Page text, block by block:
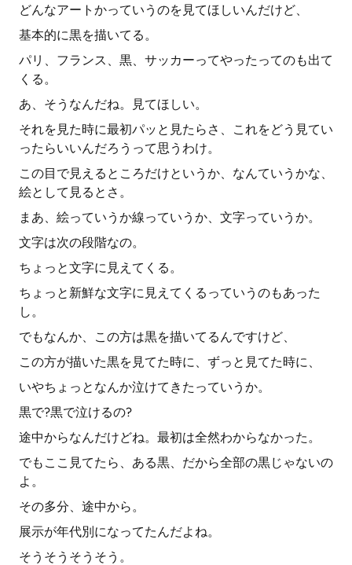
どんなアートかっていうのを見てほしいんだけど、
基本的に黒を描いてる。
パリ、フランス、黒、サッカーってやったってのも出て
くる。
あ、そうなんだね。見てほしい。
それを見た時に最初パッと見たらさ、これをどう見てい
ったらいいんだろうって思うわけ。
この目で見えるところだけというか、なんていうかな、
絵として見るとさ。
まあ、絵っていうか線っていうか、文字っていうか。
文字は次の段階なの。
ちょっと文字に見えてくる。
ちょっと新鮮な文字に見えてくるっていうのもあった
し。
でもなんか、この方は黒を描いてるんですけど、
この方が描いた黒を見てた時に、ずっと見てた時に、
いやちょっとなんか泣けてきたっていうか。
黒で?黒で泣けるの?
途中からなんだけどね。最初は全然わからなかった。
でもここ見てたら、ある黒、だから全部の黒じゃないの
よ。
その多分、途中から。
展示が年代別になってたんだよね。
そうそうそうそう。